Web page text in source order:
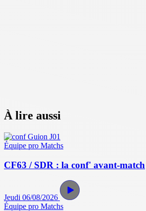
À lire aussi
Équipe pro Matchs
CF63 / SDR : la conf' avant-match
Jeudi 06/08/2026
Équipe pro Matchs